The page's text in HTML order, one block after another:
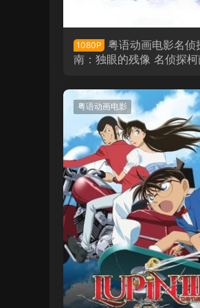
1080P
粤语动画电影名侦
南：独眼的残像 名侦探柯
粤语动画电影